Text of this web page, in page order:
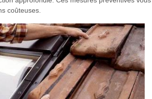
coûteuses.